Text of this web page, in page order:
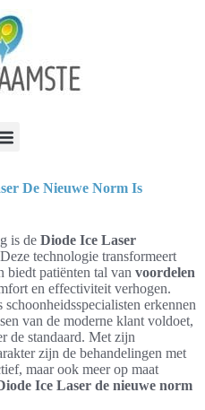
De Nieuwe Norm Is
is de Diode Ice Laser
technologie transformeert
biedt patiënten tal van voordelen
en effectiviteit verhogen.
erkennen
van de moderne klant voldoet,
de standaard. Met zijn
zijn de behandelingen met
maar ook meer op maat
Ice Laser de nieuwe norm